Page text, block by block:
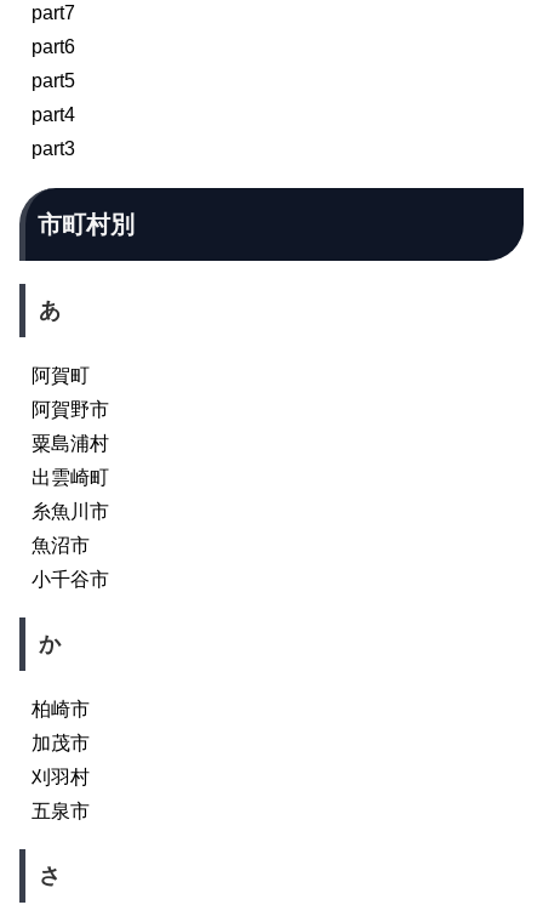
part7
part6
part5
part4
part3
市町村別
あ
阿賀町
阿賀野市
粟島浦村
出雲崎町
糸魚川市
魚沼市
小千谷市
か
柏崎市
加茂市
刈羽村
五泉市
さ